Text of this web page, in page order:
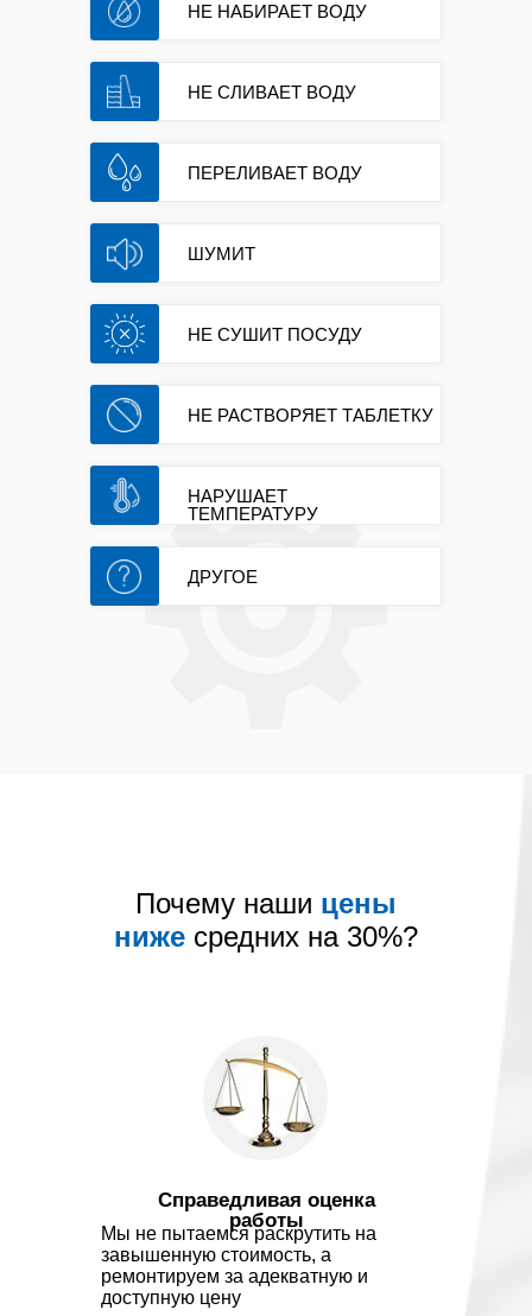
ПЕРЕЛИВАЕТ ВОДУ
НЕ СУШИТ ПОСУДУ
НЕ НАБИРАЕТ ВОДУ
НЕ СЛИВАЕТ ВОДУ
ШУМИТ
ДРУГОЕ
НЕ РАСТВОРЯЕТ ТАБЛЕТКУ
НАРУШАЕТ
ТЕМПЕРАТУРУ
Почему наши цены
ниже средних на 30%?
Мы не пытаемся раскрутить на
завышенную стоимость, а
ремонтируем за адекватную и
доступную цену
Справедливая оценка
работы